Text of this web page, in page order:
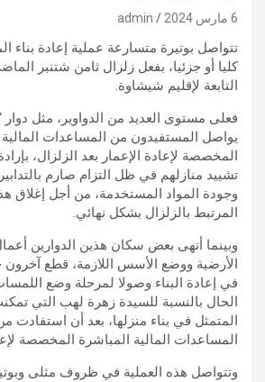
6 مارس 2024 admin
تتواصل بوتيرة متسارعة عملية إعادة بناء
كليا أو جزئيا، بفعل زلزال ثامن شتنبر
التابعة لإقليم شيشاوة.
فعلى مستوى العديد من الدواوير، مثل دوار
يواصل المستفيدون من المساعدات المالية
المخصصة لإعادة الإعمار بعد الزلزال،
تشييد منازلهم في ظل التزام صارم
وجودة المواد المستخدمة، من أجل إغلاق
المرتبط بالزلزال بشكل نهائي.
وبينما أنهى بعض سكان هذين الدوارين
الأرضية ووضع الأسس اللازمة، قطع
في إعادة البناء وصولا لمرحلة وضع
الحال بالنسبة للسيدة زهرة لهب التي
المتمثل في بناء منزلها، بعد أن استفادت
المساعدات المالية المباشرة المخصصة
وتتواصل هذه العملية في ظروف مثلى